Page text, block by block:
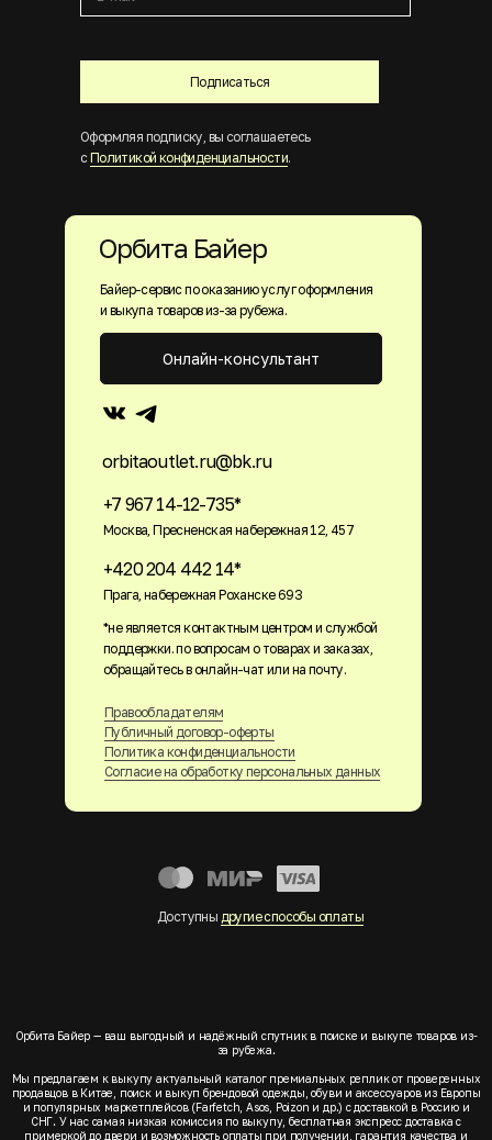
Подписаться
Оформляя подписку, вы соглашаетесь
с Политикой конфиденциальности.
Байер-сервис по оказанию услуг оформления
и выкупа товаров из-за рубежа.
+7 967 14-12-735*
Москва, Пресненская набережная 12, 457
+420 204 442 14*
Прага, набережная Роханске 693
orbitaoutlet.ru@bk.ru
Правообладателям
Публичный договор-оферты
Политика конфиденциальности
Согласие на обработку персональных данных
Онлайн-консультант
Орбита Байер
Доступны другие способы оплаты
*не является контактным центром и службой
поддержки. по вопросам о товарах и заказах,
обращайтесь в онлайн-чат или на почту.
Орбита Байер — ваш выгодный и надёжный спутник в поиске и выкупе товаров из-
за рубежа.
Мы предлагаем к выкупу актуальный каталог премиальных реплик от проверенных
продавцов в Китае, поиск и выкуп брендовой одежды, обуви и аксессуаров из Европы
и популярных маркетплейсов (Farfetch, Asos, Poizon и др.) с доставкой в Россию и
СНГ. У нас самая низкая комиссия по выкупу, бесплатная экспресс доставка с
примеркой до двери и возможность оплаты при получении, гарантия качества и